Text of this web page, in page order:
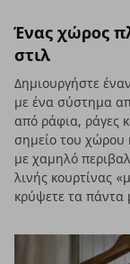
Ένας χώρος
στιλ
Δημιουργήστε
με ένα σύστημα
από ράφια, ράγες
σημείο του
με χαμηλό
λινής κουρτίνας
κρύψετε τα πάντα